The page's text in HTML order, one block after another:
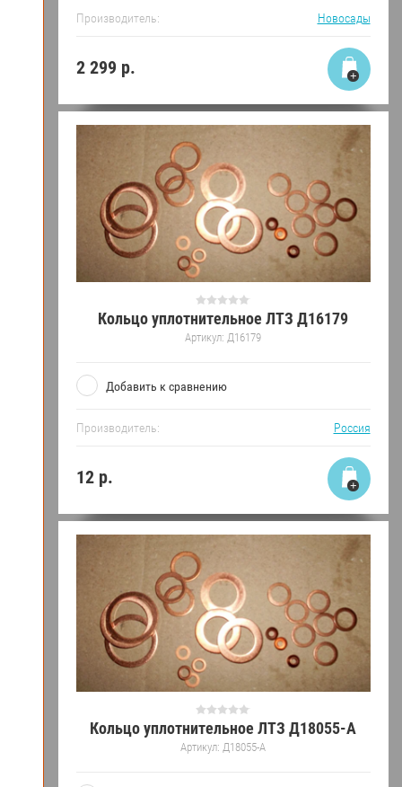
Производитель: Новосады
2 299 р.
Кольцо уплотнительное ЛТЗ Д16179
Артикул: Д16179
Добавить к сравнению
Производитель: Россия
12р.
Кольцо уплотнительное ЛТЗ Д18055-А
Артикул: Д18055-А